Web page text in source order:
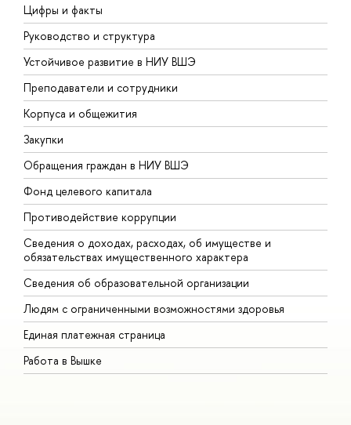
Цифры и факты
Руководство и структура
Устойчивое развитие в НИУ ВШЭ
Преподаватели и сотрудники
Корпуса и общежития
Закупки
Обращения граждан в НИУ ВШЭ
Фонд целевого капитала
Противодействие коррупции
Сведения о доходах, расходах, об имуществе и
обязательствах имущественного характера
Сведения об образовательной организации
Людям с ограниченными возможностями здоровья
Единая платежная страница
Работа в Вышке